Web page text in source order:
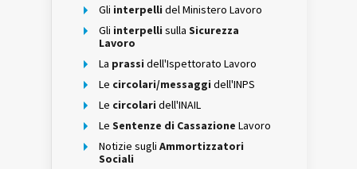
Gli interpelli del Ministero Lavoro
Gli interpelli sulla Sicurezza
Lavoro
La prassi dell'Ispettorato Lavoro
Le circolari/messaggi dell'INPS
Le circolari dell'INAIL
Le Sentenze di Cassazione Lavoro
Notizie sugli Ammortizzatori
Sociali